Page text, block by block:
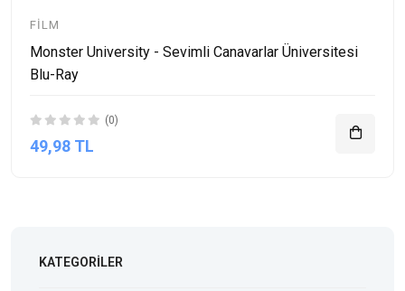
FILM
Monster University - Sevimli Canavarlar Üniversitesi
Blu-Ray
(0)
49,98 TL
KATEGORILER